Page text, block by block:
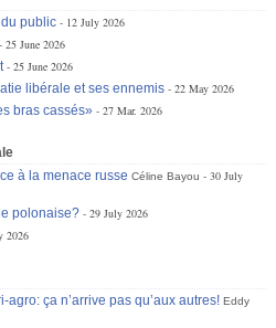
public
12 July 2026
25 June 2026
25 June 2026
libérale et ses ennemis
22 May 2026
bras cassés»
27 Mar. 2026
à la menace russe Céline Bayou
30 July
polonaise?
29 July 2026
2026
ça n’arrive pas qu’aux autres! Eddy